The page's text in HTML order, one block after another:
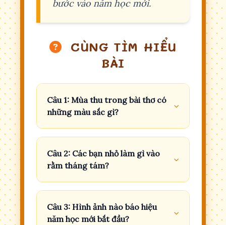
bước vào năm học mới.
CÙNG TÌM HIỂU
BÀI
Câu 1: Mùa thu trong bài thơ có
những màu sắc gì?
Câu 2: Các bạn nhỏ làm gì vào
rằm tháng tám?
Câu 3: Hình ảnh nào báo hiệu
năm học mới bắt đầu?